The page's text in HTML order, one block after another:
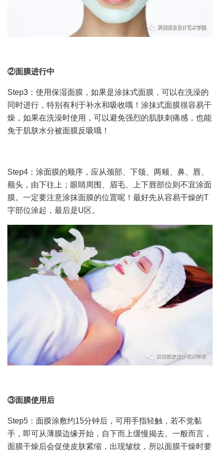
②面膜进行中
Step3：使用保湿面膜，如果是涂抹式面膜，可以在洗澡的
同时进行，特别有利于补水和吸收哦！涂抹式面膜很容易干
燥，如果在洗澡时使用，可以避免强烈的肌肤刺痛感，也能
免于肌肤水分被面膜反吸哦！
Step4：涂面膜的顺序，应从颈部、下颌、两颊、鼻、唇、
额头，由下往上；眼睛周围、眉毛、上下唇部位则不宜涂面
膜。一定要注意涂抹面膜的位置呢！最好先从容易干燥的T
字部位涂起，最后是U区。
③面膜使用后
Step5：面膜涂敷约15分钟后，可用手指轻触，若不觉黏
手，即可从薄膜边缘开始，自下而上缓慢揭去。一般而言，
面膜干燥后会促使皮肤紧缩，出现皱纹，所以面膜干燥时要